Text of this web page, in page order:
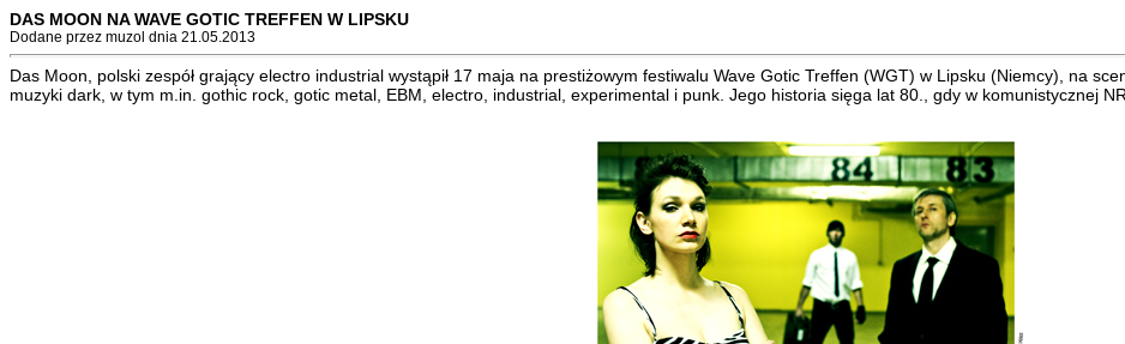
DAS MOON NA WAVE GOTIC TREFFEN W LIPSKU
Dodane przez muzol dnia 21.05.2013
Das Moon, polski zespół grający electro industrial wystąpił 17 maja na prestiżowym festiwalu Wave Gotic Treffen (WGT) w Lipsku (Niemcy), na
muzyki dark, w tym m.in. gothic rock, gotic metal, EBM, electro, industrial, experimental i punk. Jego historia sięga lat 80., gdy w komunistycznej